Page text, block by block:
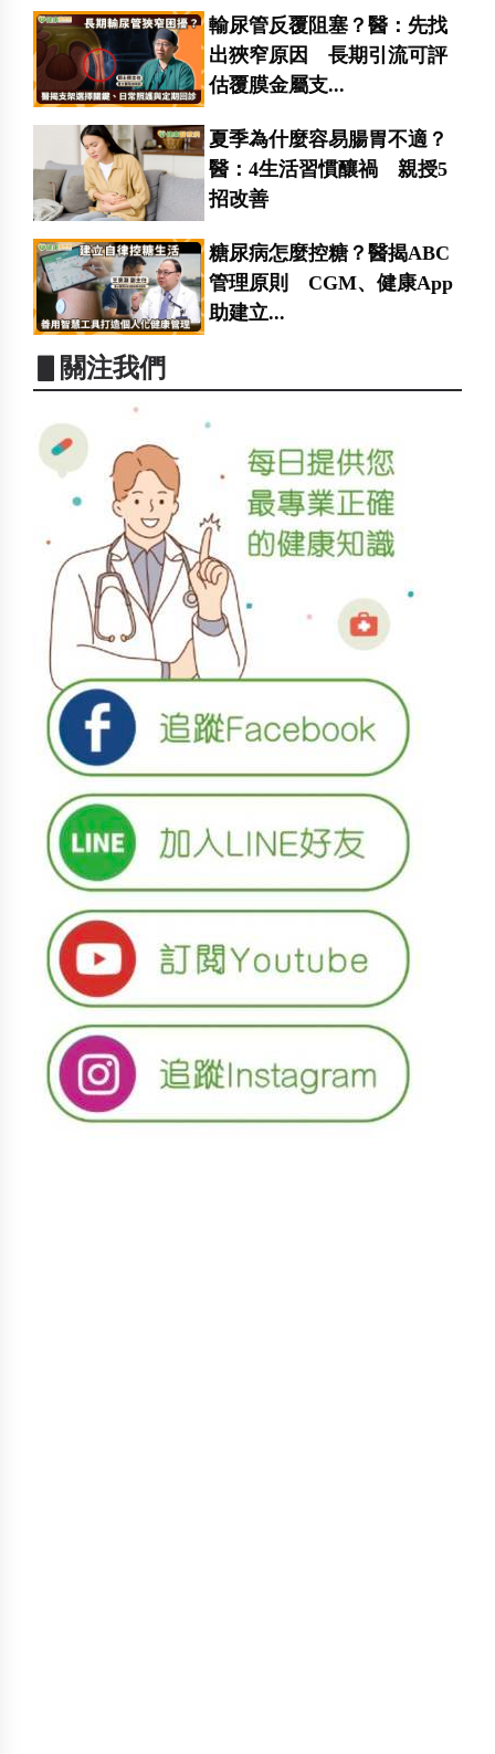
輸尿管反覆阻塞？醫：先找
出狹窄原因 長期引流可評
估覆膜金屬支...
夏季為什麼容易腸胃不適？
醫：4生活習慣釀禍 親授5
招改善
糖尿病怎麼控糖？醫揭ABC
管理原則 CGM、健康App
助建立...
▋關注我們